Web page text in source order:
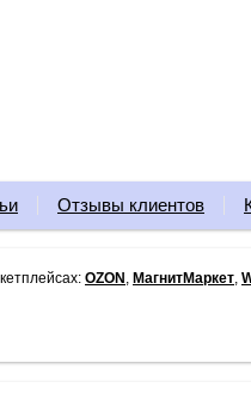
Отзывы клиентов
OZON МагнитМаркет